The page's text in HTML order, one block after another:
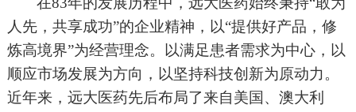
人先，共享成功”的企业精神，以“提供好产品，修
炼高境界”为经营理念。以满足患者需求为中心，以
顺应市场发展为方向，以坚持科技创新为原动力。
近年来，远大医药先后布局了来自美国、澳大利